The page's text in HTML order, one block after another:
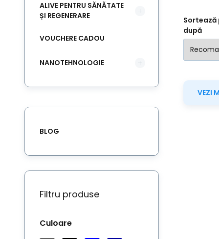
Sortează
după
VEZI
ALIVE PENTRU SĂNĂTATE
ȘI REGENERARE
VOUCHERE CADOU
NANOTEHNOLOGIE
BLOG
Filtru produse
Culoare